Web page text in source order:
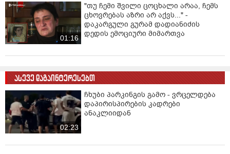
01:16
"თუ ჩემი შვილი ცოცხალი არაა, ჩემს
ცხოვრებას აზრი არ აქვს..." -
დაკარგული გურამ დადიანიძის
დედის ემოციური მიმართვა
ასევე დაგაინტერესებთ
02:23
ჩხუბი პარკინგის გამო - ვრცელდება
დაპირისპირების კადრები
ანაკლიიდან